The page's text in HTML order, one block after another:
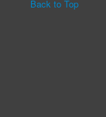
Back to Top